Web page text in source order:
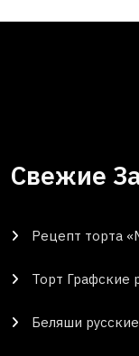
Свежие
Рецепт торта
Торт Графские
Беляши русские